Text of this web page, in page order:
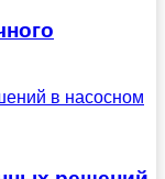
в насосном